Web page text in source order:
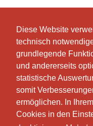
Diese Website
technisch
grundlegende
und andererseits
statistische
somit
ermöglichen. In
Cookies in den
Diese Website
technisch
grundlegende
und andererseits
statistische
somit
ermöglichen. In
Cookies in den